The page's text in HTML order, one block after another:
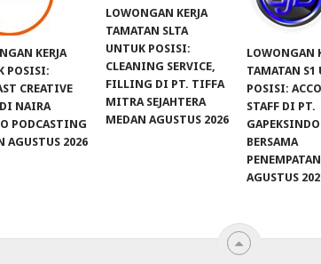
KERJA
POSISI:
CREATIVE
NAIRA
PODCASTING
AGUSTUS 2026
LOWONGAN KERJA
TAMATAN SLTA
UNTUK POSISI:
CLEANING SERVICE,
FILLING DI PT. TIFFA
MITRA SEJAHTERA
MEDAN AGUSTUS 2026
LOWONGAN
TAMATAN S1
POSISI:
STAFF DI PT.
GAPEKSINDO
BERSAMA
AGUSTUS